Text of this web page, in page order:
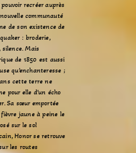
recréer auprès
nouvelle communauté
de son existence de
: broderie,
silence. Mais
de 1850 est aussi
qu’enchanteresse ;
cette terre ne
pour elle d’un écho
Sa sœur emportée
jaune à peine le
sur le sol
Honor se retrouve
les routes